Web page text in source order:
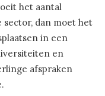
het aantal
dan moet het
in een
en
afspraken